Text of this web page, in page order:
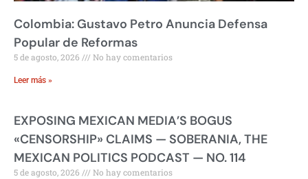
Colombia: Gustavo Petro Anuncia Defensa
Popular de Reformas
5 de agosto, 2026 No hay comentarios
Leer más »
EXPOSING MEXICAN MEDIA’S BOGUS
«CENSORSHIP» CLAIMS — SOBERANIA, THE
MEXICAN POLITICS PODCAST — NO. 114
5 de agosto, 2026 No hay comentarios